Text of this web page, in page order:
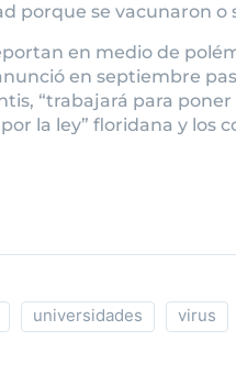
porque se vacunaron o
en medio de
en septiembre
“trabajará para
la ley” floridana y los
universidades virus